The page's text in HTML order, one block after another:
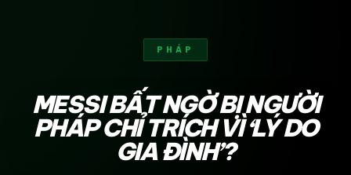
PHÁP
MESSI BẤT NGỜ BỊ NGƯỜI
PHÁP CHỈ TRÍCH VÌ ‘LÝ DO
GIA ĐÌNH’?